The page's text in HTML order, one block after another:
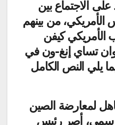
على الاجتماع بين
الأمريكي، من بينهم
كيفن
تساي إنغ-ون في
يلي النص الكامل
لمعارضة الصين
أصر رئيس